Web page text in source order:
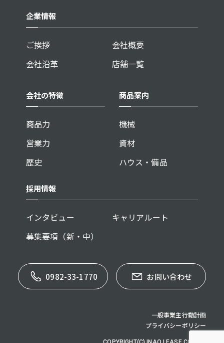
企業情報
ご挨拶
会社概要
会社沿革
店舗一覧
会社の特徴
商品力
営業力
歴史
商品案内
機械
資材
ハウス・備品
採用情報
インタビュー
キャリアルート
募集要項（新・中）
0982-33-1770 お問い合わせ
一般事業主行動計画
プライバシーポリシー